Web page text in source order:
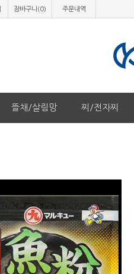
장바구니(0) 주문내역
뜰채/살림망 찌/전자찌